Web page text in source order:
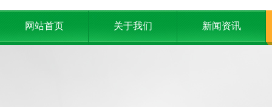
网站首页 关于我们 新闻资讯